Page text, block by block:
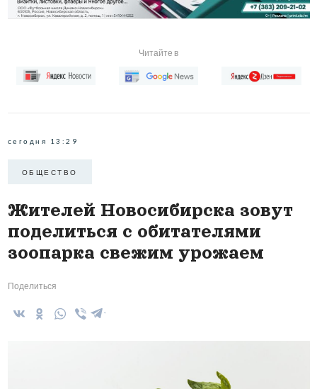
Читайте в
сегодня 13:29
ОБЩЕСТВО
Жителей Новосибирска зовут
поделиться с обитателями
зоопарка свежим урожаем
Поделиться